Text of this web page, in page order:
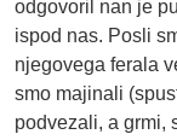
odgovoril nan je
ispod nas. Posli
njegovega ferala
smo majinali
podvezali, a grmi,